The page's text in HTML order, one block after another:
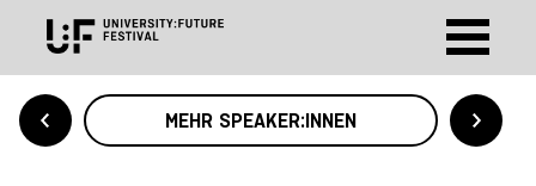
MEHR SPEAKER:INNEN